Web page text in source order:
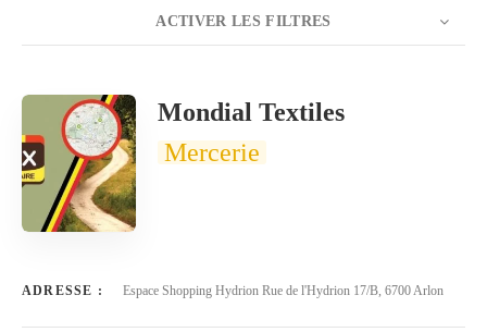
Rechercher
ACTIVER LES FILTRES
NOMBRE 20
Mondial Textiles
Mercerie
ADRESSE : Espace Shopping Hydrion Rue de l'Hydrion 17/B, 6700 Arlon